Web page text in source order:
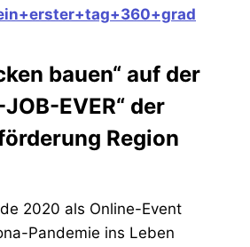
bauen“ auf der
EVER“ der
Region
2020 als Online-Event
Pandemie ins Leben